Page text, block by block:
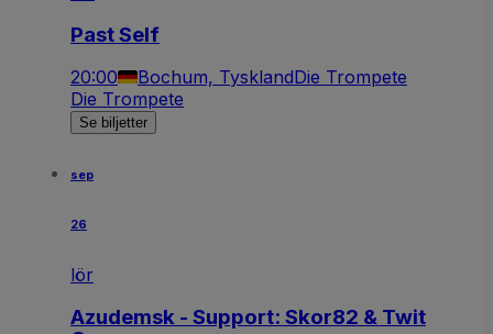
Past Self
20:00 Bochum, TysklandDie Trompete
Die Trompete
Se biljetter
sep
26
lör
Azudemsk - Support: Skor82 & Twit